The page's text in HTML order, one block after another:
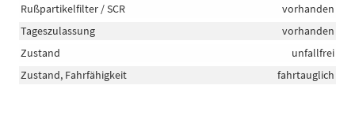
Rußpartikelfilter / SCR
vorhanden
Tageszulassung
vorhanden
Zustand
unfallfrei
Zustand, Fahrfähigkeit
fahrtauglich